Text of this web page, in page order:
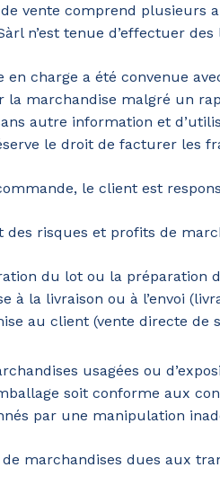
vente comprend plusieurs
n’est tenue d’effectuer
charge a été convenue
la marchandise malgré un
autre information et
le droit de facturer les
le client est
risques et profits de
du lot ou la préparation
à la livraison ou à l’envoi
au client (vente directe de
usagées ou
soit conforme aux
par une manipulation
marchandises dues aux